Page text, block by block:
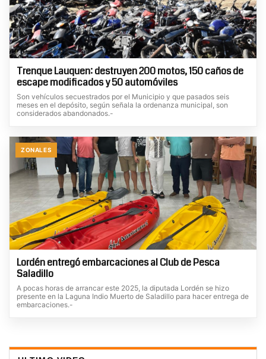
Trenque Lauquen: destruyen 200 motos, 150 caños de
escape modificados y 50 automóviles
Son vehículos secuestrados por el Municipio y que pasados seis
meses en el depósito, según señala la ordenanza municipal, son
considerados abandonados.-
ZONALES
Lordén entregó embarcaciones al Club de Pesca
Saladillo
A pocas horas de arrancar este 2025, la diputada Lordén se hizo
presente en la Laguna Indio Muerto de Saladillo para hacer entrega de
embarcaciones.-